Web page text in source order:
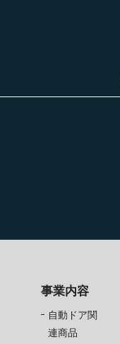
事業内容
自動ドア関
連商品